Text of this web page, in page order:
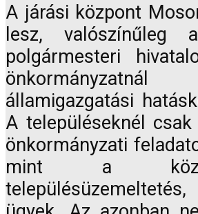
A járási központ
lesz, valószínűleg
polgármesteri
államigazgatási
A településeknél
önkormányzati
mint a